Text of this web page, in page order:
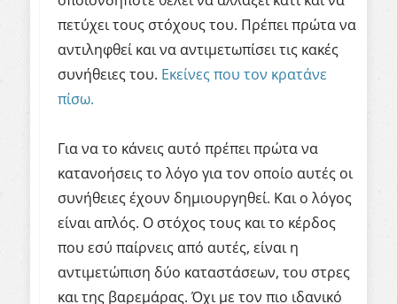
πετύχει τους στόχους του. Πρέπει πρώτα να
αντιληφθεί και να αντιμετωπίσει τις κακές
συνήθειες του. Εκείνες που τον κρατάνε
πίσω.
Για να το κάνεις αυτό πρέπει πρώτα να
κατανοήσεις το λόγο για τον οποίο αυτές οι
συνήθειες έχουν δημιουργηθεί. Και ο λόγος
είναι απλός. Ο στόχος τους και το κέρδος
που εσύ παίρνεις από αυτές, είναι η
αντιμετώπιση δύο καταστάσεων, του στρες
και της βαρεμάρας. Όχι με τον πιο ιδανικό